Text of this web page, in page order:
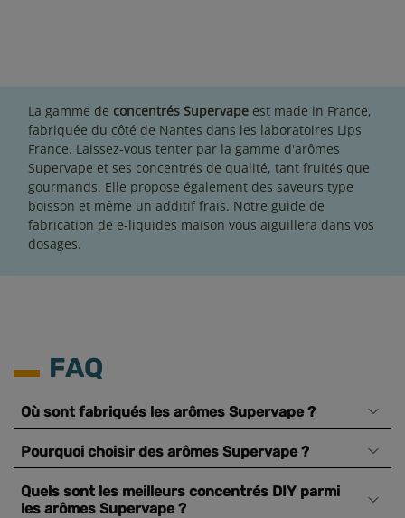
La gamme de concentrés Supervape est made in France,
fabriquée du côté de Nantes dans les laboratoires Lips
France. Laissez-vous tenter par la gamme d'arômes
Supervape et ses concentrés de qualité, tant fruités que
gourmands. Elle propose également des saveurs type
boisson et même un additif frais. Notre guide de
fabrication de e-liquides maison vous aiguillera dans vos
dosages.
FAQ
Où sont fabriqués les arômes Supervape ?
Pourquoi choisir des arômes Supervape ?
Quels sont les meilleurs concentrés DIY parmi
les arômes Supervape ?